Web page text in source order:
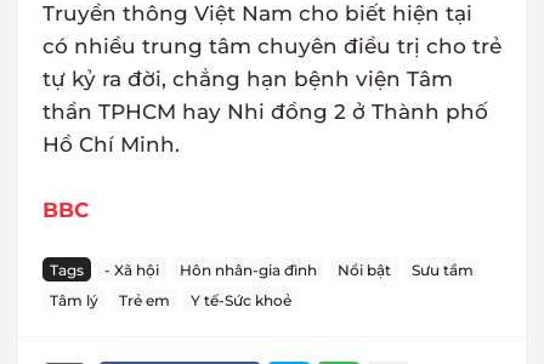
Truyền thông Việt Nam cho biết hiện tại
có nhiều trung tâm chuyên điều trị cho trẻ
tự kỷ ra đời, chẳng hạn bệnh viện Tâm
thần TPHCM hay Nhi đồng 2 ở Thành phố
Hồ Chí Minh.
BBC
Tags - Xã hội Hôn nhân-gia đình Nổi bật
Sưu tầm
Tâm lý
Trẻ em Y tế-Sức khoẻ